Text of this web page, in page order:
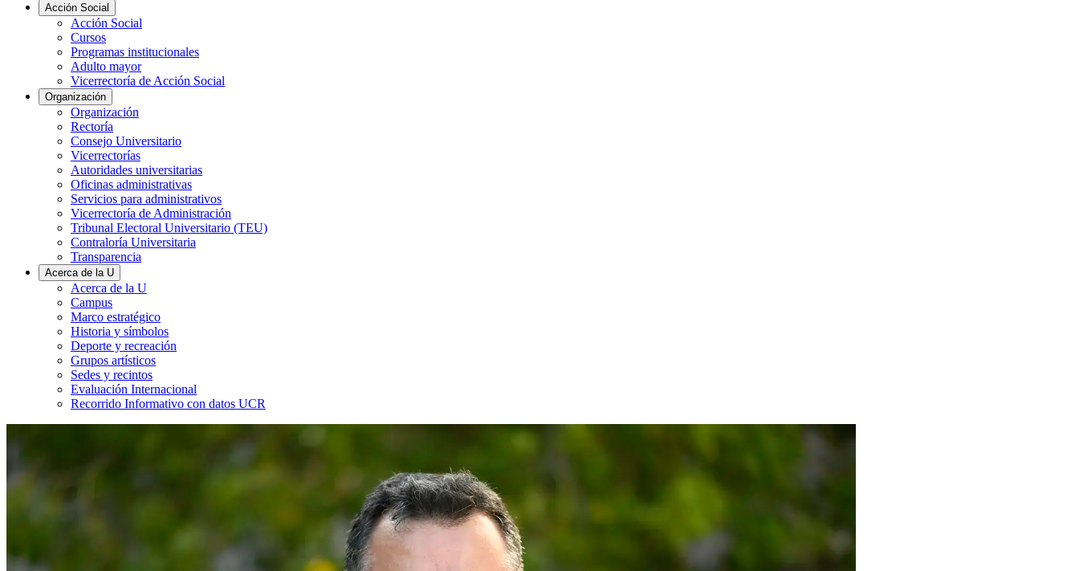
Acción Social
Acción Social
Cursos
Programas institucionales
Adulto mayor
Vicerrectoría de Acción Social
Organización
Organización
Rectoría
Consejo Universitario
Vicerrectorías
Autoridades universitarias
Oficinas administrativas
Servicios para administrativos
Vicerrectoría de Administración
Tribunal Electoral Universitario (TEU)
Contraloría Universitaria
Transparencia
Acerca de la U
Acerca de la U
Campus
Marco estratégico
Historia y símbolos
Deporte y recreación
Grupos artísticos
Sedes y recintos
Evaluación Internacional
Recorrido Informativo con datos UCR